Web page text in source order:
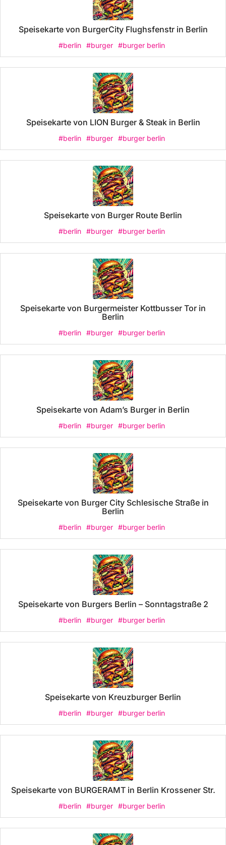
Speisekarte von BurgerCity Flughsfenstr in Berlin
#berlin #burger #burger berlin
Speisekarte von LION Burger & Steak in Berlin
#berlin #burger #burger berlin
Speisekarte von Burger Route Berlin
#berlin #burger #burger berlin
Speisekarte von Burgermeister Kottbusser Tor in
Berlin
#berlin #burger #burger berlin
Speisekarte von Adam’s Burger in Berlin
#berlin #burger #burger berlin
Speisekarte von Burger City Schlesische Straße in
Berlin
#berlin #burger #burger berlin
Speisekarte von Burgers Berlin – Sonntagstraße 2
#berlin #burger #burger berlin
Speisekarte von Kreuzburger Berlin
#berlin #burger #burger berlin
Speisekarte von BURGERAMT in Berlin Krossener Str.
#berlin #burger #burger berlin